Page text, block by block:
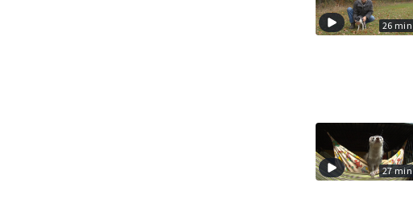
26 min
27 min